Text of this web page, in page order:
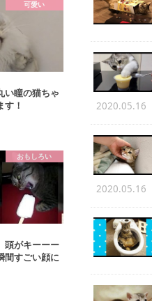
可愛い
い瞳の猫ちゃ
す！
おもしろい
頭がキーーー
すごい顔に
2020.05.16
2020.05.16